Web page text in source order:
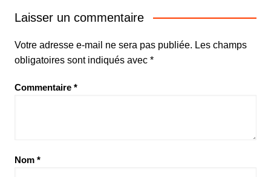
Laisser un commentaire
Votre adresse e-mail ne sera pas publiée. Les champs
obligatoires sont indiqués avec *
Commentaire *
Nom *